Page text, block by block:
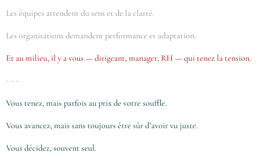
Les équipes attendent du sens et de la clarté.
Les organisations demandent performance et adaptation.
Et au milieu, il y a vous — dirigeant, manager, RH — qui tenez la tension.
- - -
Vous tenez, mais parfois au prix de votre souffle.
Vous avancez, mais sans toujours être sûr d’avoir vu juste.
Vous décidez, souvent seul.